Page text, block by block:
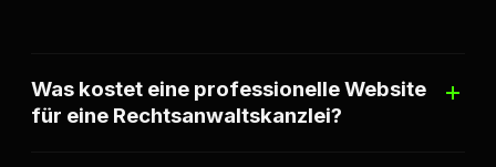
Was kostet eine professionelle Website
für eine Rechtsanwaltskanzlei?